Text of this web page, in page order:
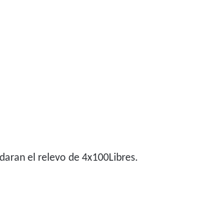
el relevo de 4x100Libres.